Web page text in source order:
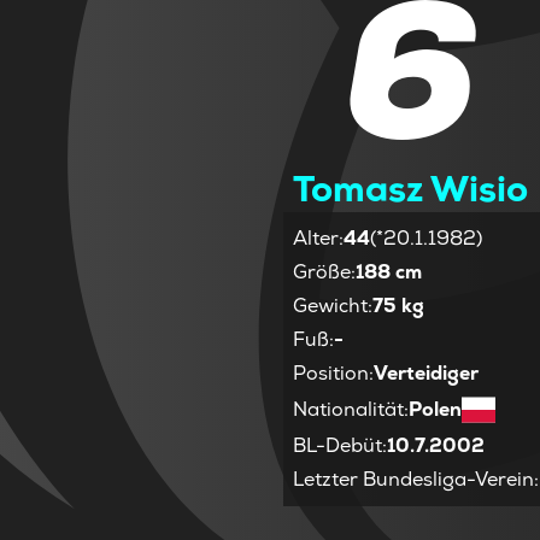
6
Tomasz Wisio
Alter:44(*20.1.1982)
Größe:188 cm
Gewicht:75 kg
Fuß:-
Position:Verteidiger
Nationalität:Polen
BL-Debüt:10.7.2002
Letzter Bundesliga-Verein: